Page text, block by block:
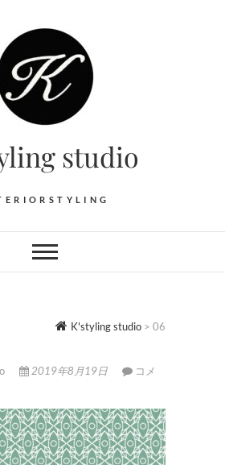
studio
K'styling studio > 06
2019年8月19日
コメ